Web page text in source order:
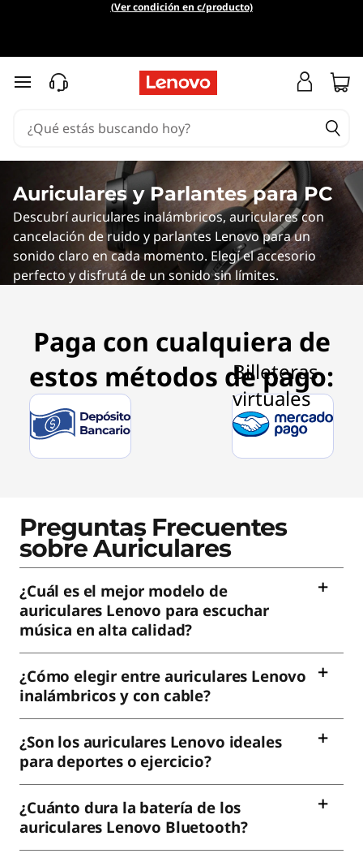
e
a
p
h
o
n
e
(Ver condición en c/producto)
Ir al contenido principal
Auriculares y Parlantes para PC
Descubrí auriculares inalámbricos, auriculares con
cancelación de ruido y parlantes Lenovo para un
sonido claro en cada momento. Elegí el accesorio
perfecto y disfrutá de un sonido sin límites.
Paga con cualquiera de
estos métodos de pago:
Preguntas Frecuentes
sobre Auriculares
¿Cuál es el mejor modelo de
auriculares Lenovo para escuchar
música en alta calidad?
¿Cómo elegir entre auriculares Lenovo
inalámbricos y con cable?
¿Son los auriculares Lenovo ideales
para deportes o ejercicio?
¿Cuánto dura la batería de los
auriculares Lenovo Bluetooth?